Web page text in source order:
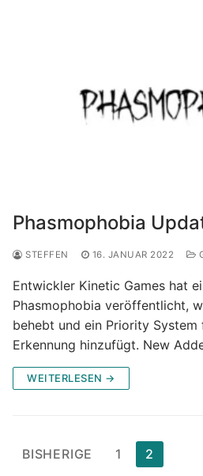
Phasmophobia
STEFFEN 16. JANUAR 2022
Entwickler Kinetic Games hat
Phasmophobia veröffentlicht,
behebt und ein Priority System
Erkennung hinzufügt. New
WEITERLESEN →
Seitennummerierung
BISHERIGE 1 2